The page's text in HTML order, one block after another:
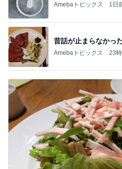
Amebaトピックス 1日
昔話が止まらなかっ
Amebaトピックス 23